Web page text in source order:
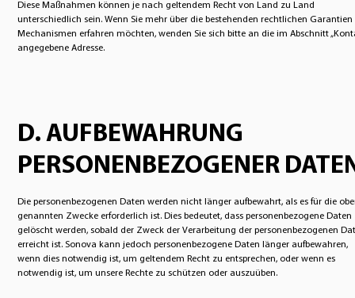
Diese Maßnahmen können je nach geltendem Recht von Land zu Land
unterschiedlich sein. Wenn Sie mehr über die bestehenden rechtlichen
Mechanismen erfahren möchten, wenden Sie sich bitte an die im Abschnitt
angegebene Adresse.
D. AUFBEWAHRUNG
PERSONENBEZOGENER
Die personenbezogenen Daten werden nicht länger aufbewahrt, als es für die
genannten Zwecke erforderlich ist. Dies bedeutet, dass personenbezogene Daten
gelöscht werden, sobald der Zweck der Verarbeitung der personenbezogenen
erreicht ist. Sonova kann jedoch personenbezogene Daten länger aufbewahren,
wenn dies notwendig ist, um geltendem Recht zu entsprechen, oder wenn es
notwendig ist, um unsere Rechte zu schützen oder auszuüben.